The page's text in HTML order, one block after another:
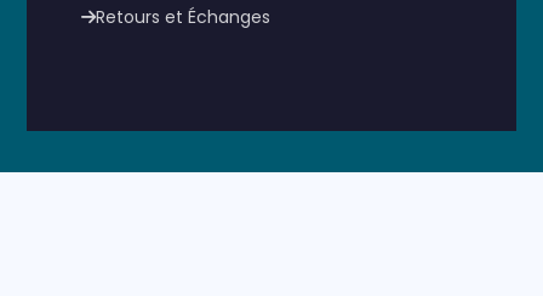
Retours et Échanges